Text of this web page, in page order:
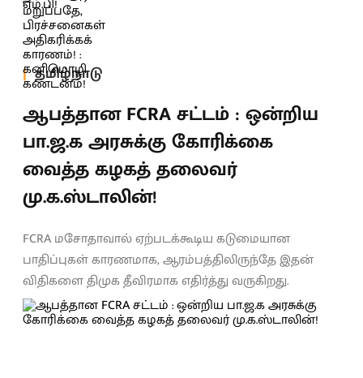
தமிழ்நாடு
ஆபத்தான FCRA சட்டம் : ஒன்றிய
பா.ஜ.க அரசுக்கு கோரிக்கை
வைத்த கழகத் தலைவர்
மு.க.ஸ்டாலின்!
FCRA மசோதாவால் ஏற்படக்கூடிய கடுமையான
பாதிப்புகள் காரணமாக, ஆரம்பத்திலிருந்தே இதன்
விதிகளை திமுக தீவிரமாக எதிர்த்து வருகிறது.